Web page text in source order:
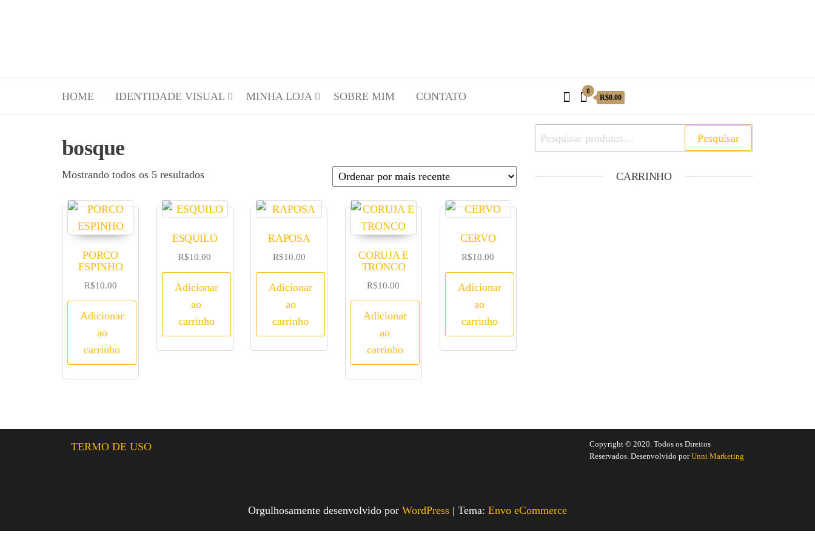
0
R$0.00
HOME IDENTIDADE VISUAL MINHA LOJA SOBRE MIM CONTATO
bosque
Mostrando todos os 5 resultados
PORCO
ESPINHO
R$10.00
Adicionar
ao
carrinho
ESQUILO
R$10.00
Adicionar
ao
carrinho
RAPOSA
R$10.00
Adicionar
ao
carrinho
CORUJA E
TRONCO
R$10.00
Adicionar
ao
carrinho
CERVO
R$10.00
Adicionar
ao
carrinho
Pesquisar
CARRINHO
TERMO DE USO
Copyright © 2020. Todos os Direitos
Reservados. Desenvolvido porUnni Marketing
Orgulhosamente desenvolvido por WordPress | Tema: Envo eCommerce